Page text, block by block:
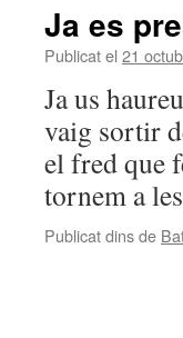
Ja es
Publicat el 21
Ja us
vaig sortir
el fred que
tornem a
Publicat dins de